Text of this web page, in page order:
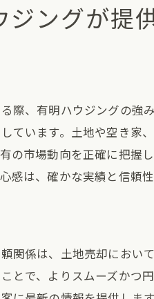
古家売却を成功
専門家による的
再利用を考慮し
実績豊富な有明ハウ
成功事例から学
実績に基づく信
数多くの取引実
顧客の声から見
ングが提
際、有明ハウジングの強
ています。土地や空き
の市場動向を正確に把
感は、確かな実績と信頼性
関係は、土地売却にお
とで、よりスムーズか